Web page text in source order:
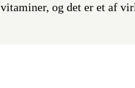
vitaminer, og det er et af